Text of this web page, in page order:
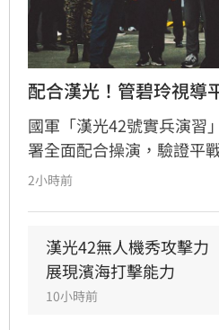
配合漢光！管碧玲視導
國軍「漢光42號實兵演習
署全面配合操演，驗證平
能。海委會主委管碧玲親
2小時前
漢光42無人機秀攻擊力
展現濱海打擊能力
10小時前